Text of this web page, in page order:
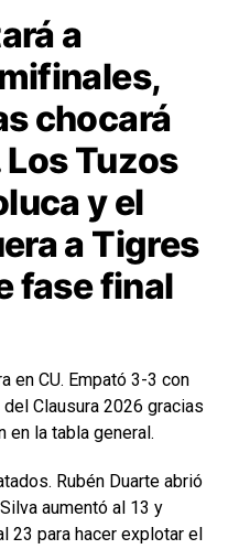
a
chocará
Tuzos
y el
a Tigres
fase final
en CU. Empató 3-3 con
Clausura 2026 gracias
en la tabla general.
Rubén Duarte abrió
aumentó al 13 y
23 para hacer explotar el